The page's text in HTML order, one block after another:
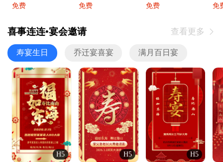
免费 免费 免费 免
喜事连连•宴会邀请 查看更多 
寿宴生日 乔迁宴喜宴 满月百日宴
H5 H5 H5